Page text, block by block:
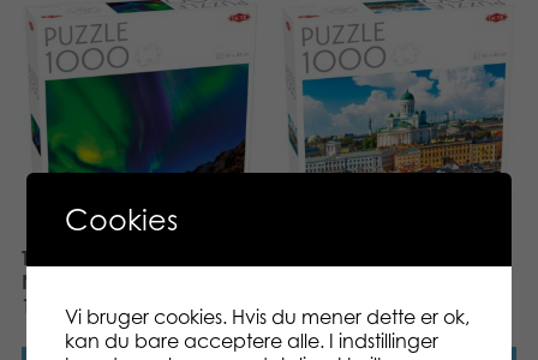
Tactic Puzzle Lovers
Northern Lights in Tromso
1000 pcs puzzle
puzzle
Cookies
Vi bruger cookies. Hvis du mener dette er ok,
kan du bare acceptere alle. I indstillinger